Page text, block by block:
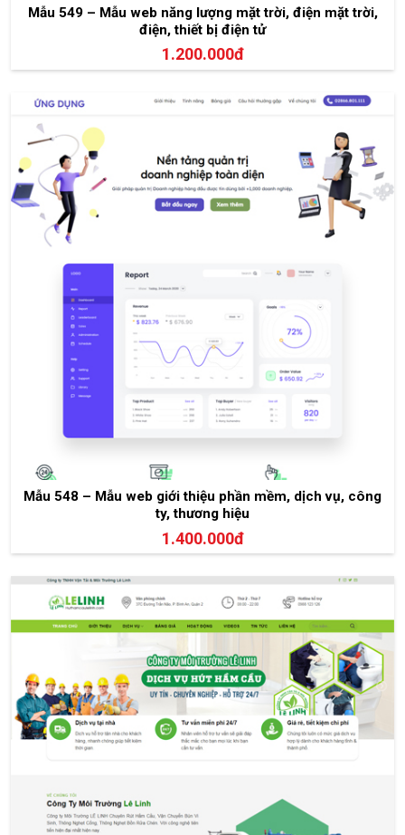
Mẫu 549 – Mẫu web năng lượng mặt trời, điện mặt trời,
điện, thiết bị điện tử
1.200.000đ
Mẫu 548 – Mẫu web giới thiệu phần mềm, dịch vụ, công
ty, thương hiệu
1.400.000đ